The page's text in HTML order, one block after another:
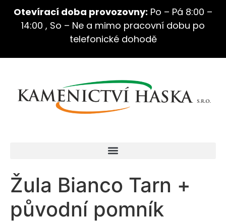
Otevírací doba provozovny: Po – Pá 8:00 –
14:00 , So – Ne a mimo pracovní dobu po
telefonické dohodě
Žula Bianco Tarn +
původní pomník